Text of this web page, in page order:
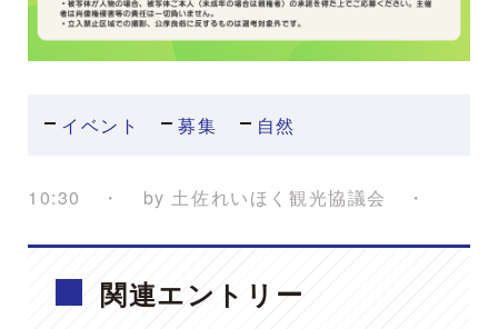
イベント 募集 自然
by 土佐れいほく観光協議会
10:30
関連エントリー